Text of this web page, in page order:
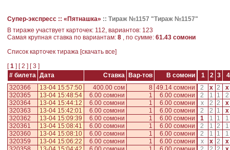
Супер-экспресс :: «Пятнашка» :: Тираж №1157 "Тираж №1157"
В тираже участвует карточек: 112, вариантов: 123
Самая крупная ставка по вариантам: 8 , по сумме: 61.43 сомони
Cписок карточек тиража [скачать все]
[1 ] [2 ] [3 ]
# билета Дата Ставка Вар-тов В сомони 1 2 3
4
320366
13-04 15:57:50 400.00 сом 8 49.14 сомони 2 x 2
x
320365
13-04 15:48:54 6.00 сомони 1 6.00 сомони 2 1 1
2
320364
13-04 15:44:12 6.00 сомони 1 6.00 сомони x 2 2
x
320363
13-04 15:42:01 6.00 сомони 1 6.00 сомони 2 2 1
x
320362
13-04 15:09:39 6.00 сомони 1 6.00 сомони 1 1 1
1
320361
13-04 15:08:41 6.00 сомони 1 6.00 сомони 2 1 2
1
320360
13-04 15:08:10 6.00 сомони 1 6.00 сомони 2 1 1
1
320359
13-04 15:06:22 6.00 сомони 1 6.00 сомони x x 2
x